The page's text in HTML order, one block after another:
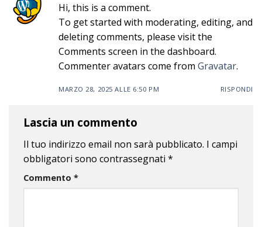
Hi, this is a comment.
To get started with moderating, editing, and
deleting comments, please visit the
Comments screen in the dashboard.
Commenter avatars come from Gravatar.
MARZO 28, 2025 ALLE 6:50 PM RISPONDI
Lascia un commento
Il tuo indirizzo email non sarà pubblicato. I campi
obbligatori sono contrassegnati *
Commento *